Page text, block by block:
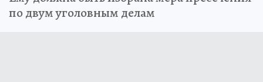
по двум уголовным делам